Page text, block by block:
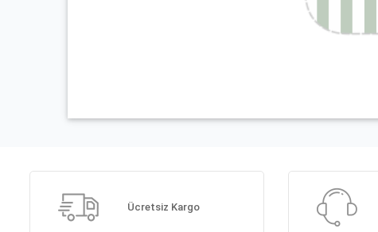
Ücretsiz Kargo